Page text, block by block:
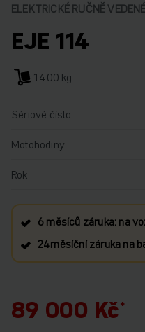
ELEKTRICKÉ RUČNĚ
EJE 114
1.400 kg
Sériové číslo
Motohodiny
Rok
6 měsíců záruka: na
24měsíční záruka na
89 000 Kč